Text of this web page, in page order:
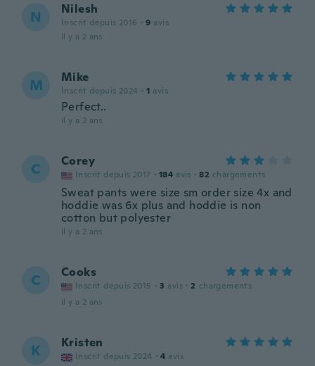
N Nilesh
Inscrit depuis 2016 · 9 avis
il y a 2 ans
M Mike
Inscrit depuis 2024 · 1 avis
Perfect..
il y a 2 ans
C Corey
Inscrit depuis 2017 · 184 avis · 82 chargements
Sweat pants were size sm order size 4x and
hoddie was 6x plus and hoddie is non
cotton but polyester
il y a 2 ans
C Cooks
Inscrit depuis 2015 · 3 avis · 2 chargements
il y a 2 ans
K Kristen
Inscrit depuis 2024 · 4 avis